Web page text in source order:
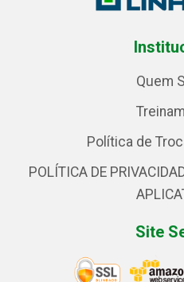
Quem
Política de
POLÍTICA DE
Site